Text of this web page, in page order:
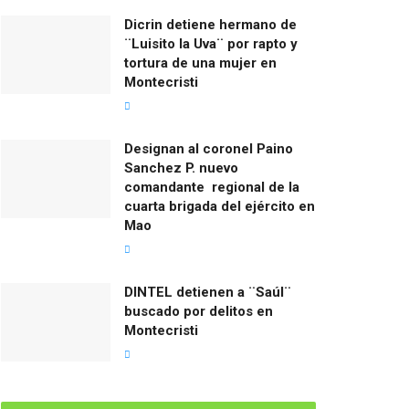
Dicrin detiene hermano de
¨Luisito la Uva¨ por rapto y
tortura de una mujer en
Montecristi
Designan al coronel Paino
Sanchez P. nuevo
comandante regional de la
cuarta brigada del ejército en
Mao
DINTEL detienen a ¨Saúl¨
buscado por delitos en
Montecristi